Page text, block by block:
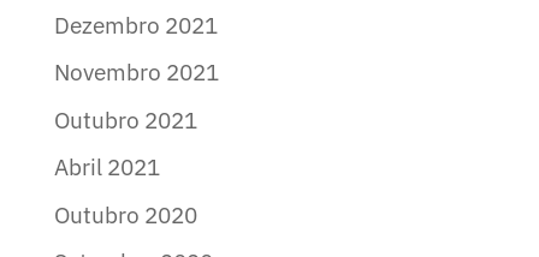
Dezembro 2021
Novembro 2021
Outubro 2021
Abril 2021
Outubro 2020